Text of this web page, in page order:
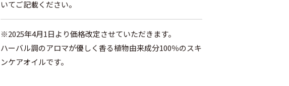
いてご記載ください。
※2025年4月1日より価格改定させていただきます。
ハーバル調のアロマが優しく香る植物由来成分100％のスキ
ンケアオイルです。